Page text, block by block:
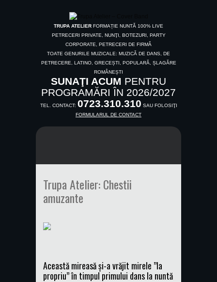
TRUPA ATELIER FORMAȚIE NUNTĂ 100% LIVE
PETRECERI PRIVATE, NUNŢI, BOTEZURI, PARTY
CORPORATE, PETRECERI DE FIRMĂ
TOATE GENURILE MUZICALE: MUZICĂ DE DANS, DE
PETRECERE, LATINO, GRECEȘTI, POPULARĂ, ȘLAGĂRE
ROMÂNEȘTI
SUNAŢI ACUM PENTRU
PROGRAMĂRI ÎN 2026/2027
TEL. CONTACT: 0723.310.310 SAU FOLOSIŢI
FORMULARUL DE CONTACT
Trupa Atelier: Chestii
amuzante
Această mireasă și-a vrăjit mirele ”la
propriu” în timpul primului dans la nuntă